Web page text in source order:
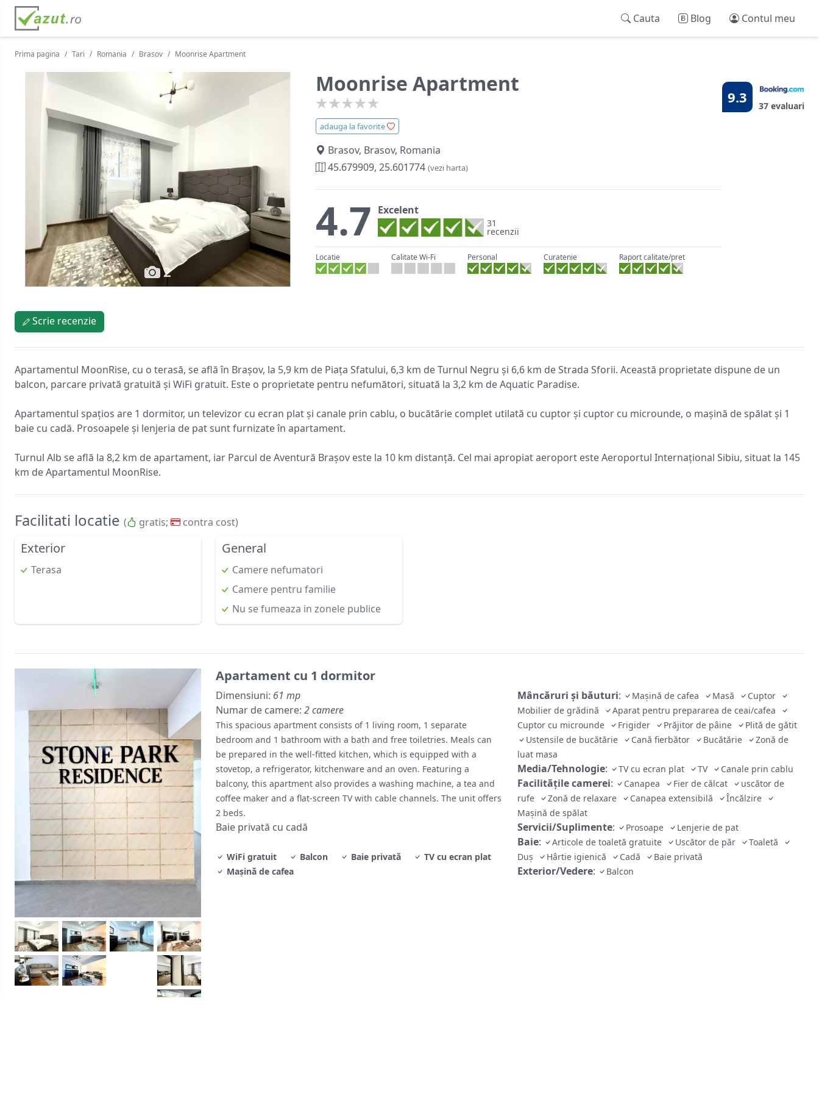
Cauta Blog Contul meu
Prima pagina Tari Romania Brasov Moonrise Apartment
2
Moonrise Apartment
adauga la favorite
Brasov, Brasov, Romania
45.679909, 25.601774 (vezi harta)
4.7 Excelent
31
recenzii
Locatie Calitate Wi-Fi Personal Curatenie Raport calitate/pret
9.3 37 evaluari
Scrie recenzie
Apartamentul MoonRise, cu o terasă, se află în Brașov, la 5,9 km de Piața Sfatului, 6,3 km de Turnul Negru și 6,6 km de Strada Sforii. Această proprietate dispune de un
balcon, parcare privată gratuită și WiFi gratuit. Este o proprietate pentru nefumători, situată la 3,2 km de Aquatic Paradise.
Apartamentul spațios are 1 dormitor, un televizor cu ecran plat și canale prin cablu, o bucătărie complet utilată cu cuptor și cuptor cu microunde, o mașină de spălat și 1
baie cu cadă. Prosoapele și lenjeria de pat sunt furnizate în apartament.
Turnul Alb se află la 8,2 km de apartament, iar Parcul de Aventură Brașov este la 10 km distanță. Cel mai apropiat aeroport este Aeroportul Internațional Sibiu, situat la 145
km de Apartamentul MoonRise.
Facilitati locatie ( gratis; contra cost)
Exterior
Terasa
General
Camere nefumatori
Camere pentru familie
Nu se fumeaza in zonele publice
Apartament cu 1 dormitor
Dimensiuni: 61 mp
Numar de camere: 2 camere
This spacious apartment consists of 1 living room, 1 separate
bedroom and 1 bathroom with a bath and free toiletries. Meals can
be prepared in the well-fitted kitchen, which is equipped with a
stovetop, a refrigerator, kitchenware and an oven. Featuring a
balcony, this apartment also provides a washing machine, a tea and
coffee maker and a flat-screen TV with cable channels. The unit offers
2 beds.
Baie privată cu cadă
WiFi gratuit Balcon Baie privată
TV cu ecran plat
Mașină de cafea
Mâncăruri și băuturi: Mașină de cafea Masă
Cuptor
Mobilier de grădină
Aparat pentru prepararea de ceai/cafea
Cuptor cu microunde
Frigider Prăjitor de pâine
Plită de gătit
Ustensile de bucătărie
Cană fierbător Bucătărie
Zonă de
luat masa
Media/Tehnologie: TV cu ecran plat TV Canale prin cablu
Facilităţile camerei: Canapea Fier de călcat
uscător de
rufe
Zonă de relaxare Canapea extensibilă
Încălzire
Maşină de spălat
Servicii/Suplimente: Prosoape Lenjerie de pat
Baie: Articole de toaletă gratuite Uscător de păr
Toaletă
Duş
Hârtie igienică Cadă Baie privată
Exterior/Vedere: Balcon